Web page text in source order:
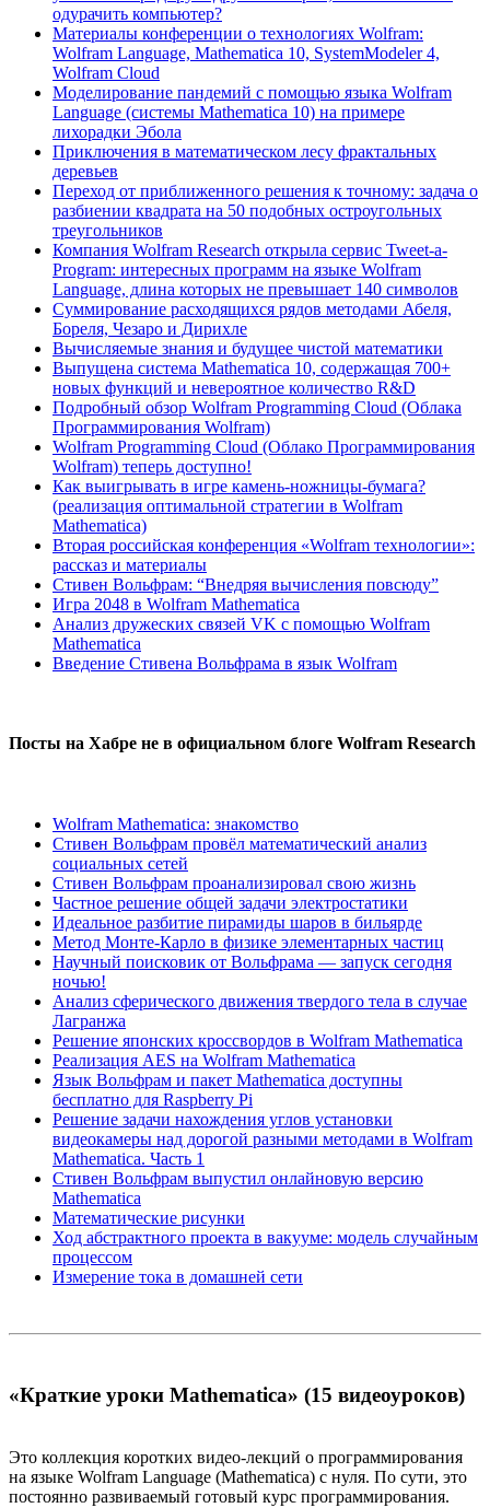
одурачить компьютер?
Материалы конференции о технологиях Wolfram:
Wolfram Language, Mathematica 10, SystemModeler 4,
Wolfram Cloud
Моделирование пандемий с помощью языка Wolfram
Language (системы Mathematica 10) на примере
лихорадки Эбола
Приключения в математическом лесу фрактальных
деревьев
Переход от приближенного решения к точному: задача о
разбиении квадрата на 50 подобных остроугольных
треугольников
Компания Wolfram Research открыла сервис Tweet-a-
Program: интересных программ на языке Wolfram
Language, длина которых не превышает 140 символов
Суммирование расходящихся рядов методами Абеля,
Бореля, Чезаро и Дирихле
Вычисляемые знания и будущее чистой математики
Выпущена система Mathematica 10, содержащая 700+
новых функций и невероятное количество R&D
Подробный обзор Wolfram Programming Cloud (Облака
Программирования Wolfram)
Wolfram Programming Cloud (Облако Программирования
Wolfram) теперь доступно!
Как выигрывать в игре камень-ножницы-бумага?
(реализация оптимальной стратегии в Wolfram
Mathematica)
Вторая российская конференция «Wolfram технологии»:
рассказ и материалы
Стивен Вольфрам: “Внедряя вычисления повсюду”
Игра 2048 в Wolfram Mathematica
Анализ дружеских связей VK с помощью Wolfram
Mathematica
Введение Стивена Вольфрама в язык Wolfram
Посты на Хабре не в официальном блоге Wolfram Research
Wolfram Mathematica: знакомство
Стивен Вольфрам провёл математический анализ
социальных сетей
Стивен Вольфрам проанализировал свою жизнь
Частное решение общей задачи электростатики
Идеальное разбитие пирамиды шаров в бильярде
Метод Монте-Карло в физике элементарных частиц
Научный поисковик от Вольфрама — запуск сегодня
ночью!
Анализ сферического движения твердого тела в случае
Лагранжа
Решение японских кроссвордов в Wolfram Mathematica
Реализация AES на Wolfram Mathematica
Язык Вольфрам и пакет Mathematica доступны
бесплатно для Raspberry Pi
Решение задачи нахождения углов установки
видеокамеры над дорогой разными методами в Wolfram
Mathematica. Часть 1
Стивен Вольфрам выпустил онлайновую версию
Mathematica
Математические рисунки
Ход абстрактного проекта в вакууме: модель случайным
процессом
Измерение тока в домашней сети
«Краткие уроки Mathematica» (15 видеоуроков)
Это коллекция коротких видео-лекций о программирования
на языке Wolfram Language (Mathematica) с нуля. По сути, это
постоянно развиваемый готовый курс программирования.